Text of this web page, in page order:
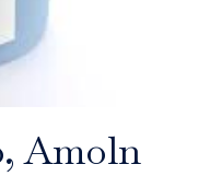
Amoln